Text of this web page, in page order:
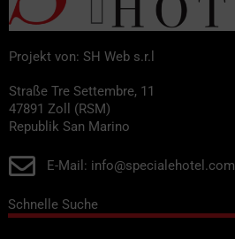
Projekt von: SH Web s.r.l
Straße Tre Settembre, 11
47891 Zoll (RSM)
Republik San Marino
E-Mail: info@specialehotel.com
Schnelle Suche